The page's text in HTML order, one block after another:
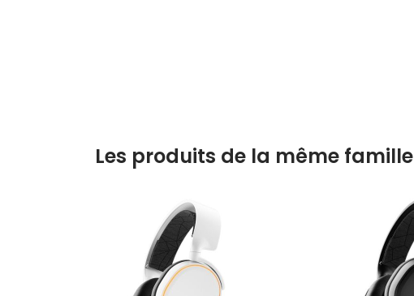
Les produits de la même famille